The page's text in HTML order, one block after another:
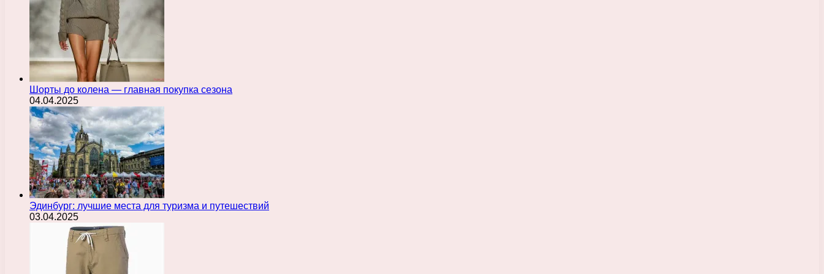
Шорты до колена — главная покупка сезона
04.04.2025
Эдинбург: лучшие места для туризма и путешествий
03.04.2025